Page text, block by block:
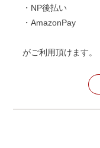
・NP後払い
・AmazonPay
がご利用頂けます。